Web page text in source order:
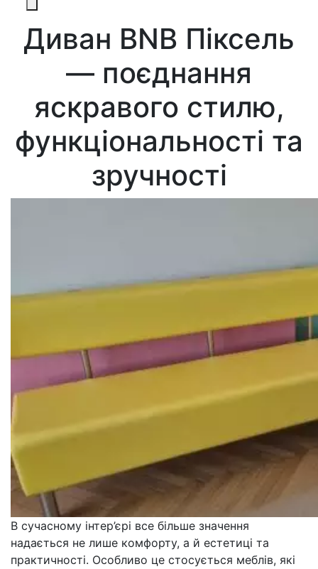
Диван BNB Піксель
— поєднання
яскравого стилю,
функціональності та
зручності
В сучасному інтер’єрі все більше значення
надається не лише комфорту, а й естетиці та
практичності. Особливо це стосується меблів, які